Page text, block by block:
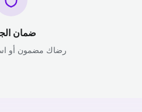
ضمان
رضاك مضمون أو